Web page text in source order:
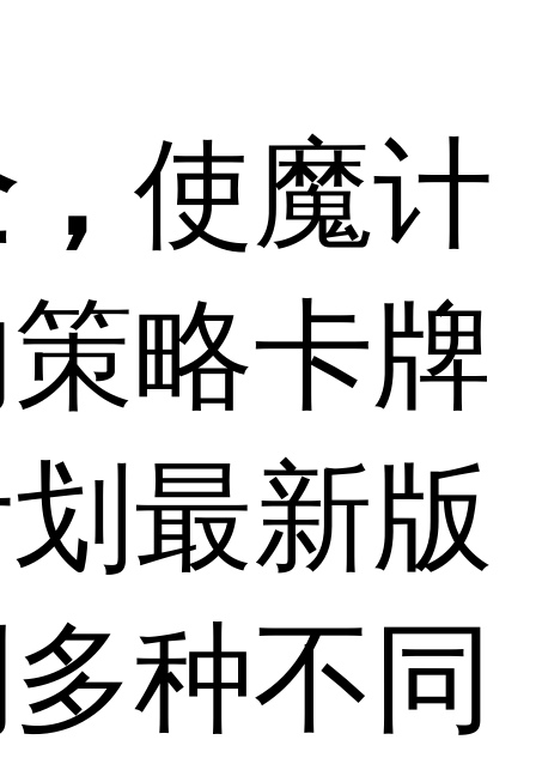
使魔计
略卡牌
最新版
种不同